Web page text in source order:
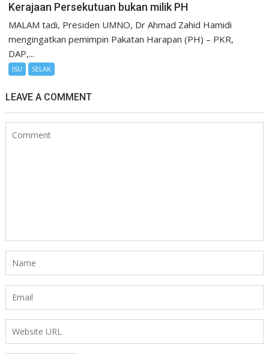
Kerajaan Persekutuan bukan milik PH
MALAM tadi, Presiden UMNO, Dr Ahmad Zahid Hamidi
mengingatkan pemimpin Pakatan Harapan (PH) – PKR,
DAP,...
ISU SELAK
LEAVE A COMMENT